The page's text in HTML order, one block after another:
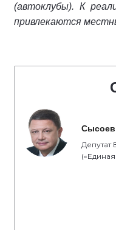
(автоклубы). К
привлекаются
Сысоев